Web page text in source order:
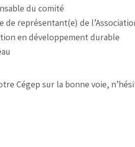
du comité
représentant(e) de
en développement durable
Cégep sur la bonne voie,